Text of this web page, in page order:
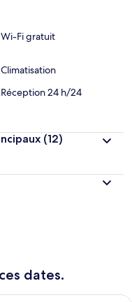
Wi-Fi gratuit
Climatisation
Réception 24 h/24
(12)
dates.